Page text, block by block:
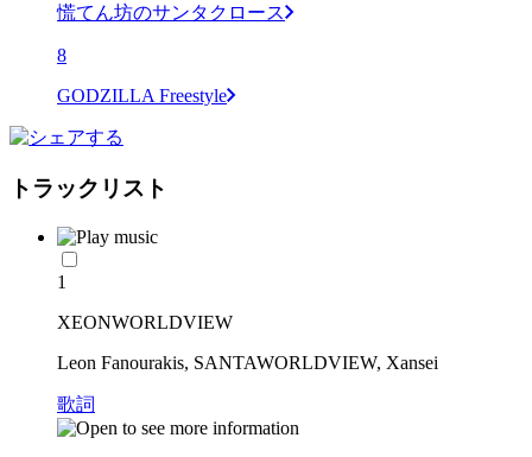
慌てん坊のサンタクロース
8
GODZILLA Freestyle
トラックリスト
1
XEONWORLDVIEW
Leon Fanourakis, SANTAWORLDVIEW, Xansei
歌詞